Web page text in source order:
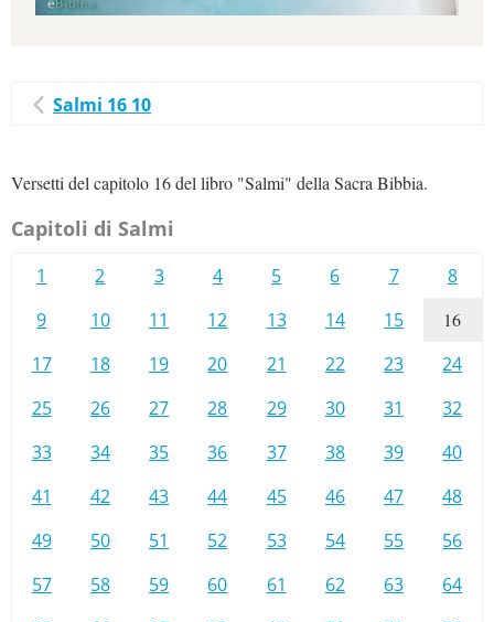
Salmi 16 10
Versetti del capitolo 16 del libro "Salmi" della Sacra Bibbia.
Capitoli di Salmi
1 2 3 4 5 6 7
8
9
10 11 12 13 14 15 16
17 18 19 20 21 22 23
24
25
26 27 28 29 30 31
32
33
34 35 36 37 38 39
40
41
42 43 44 45 46 47
48
49
50 51 52 53 54 55
56
57
58 59 60 61 62 63
64